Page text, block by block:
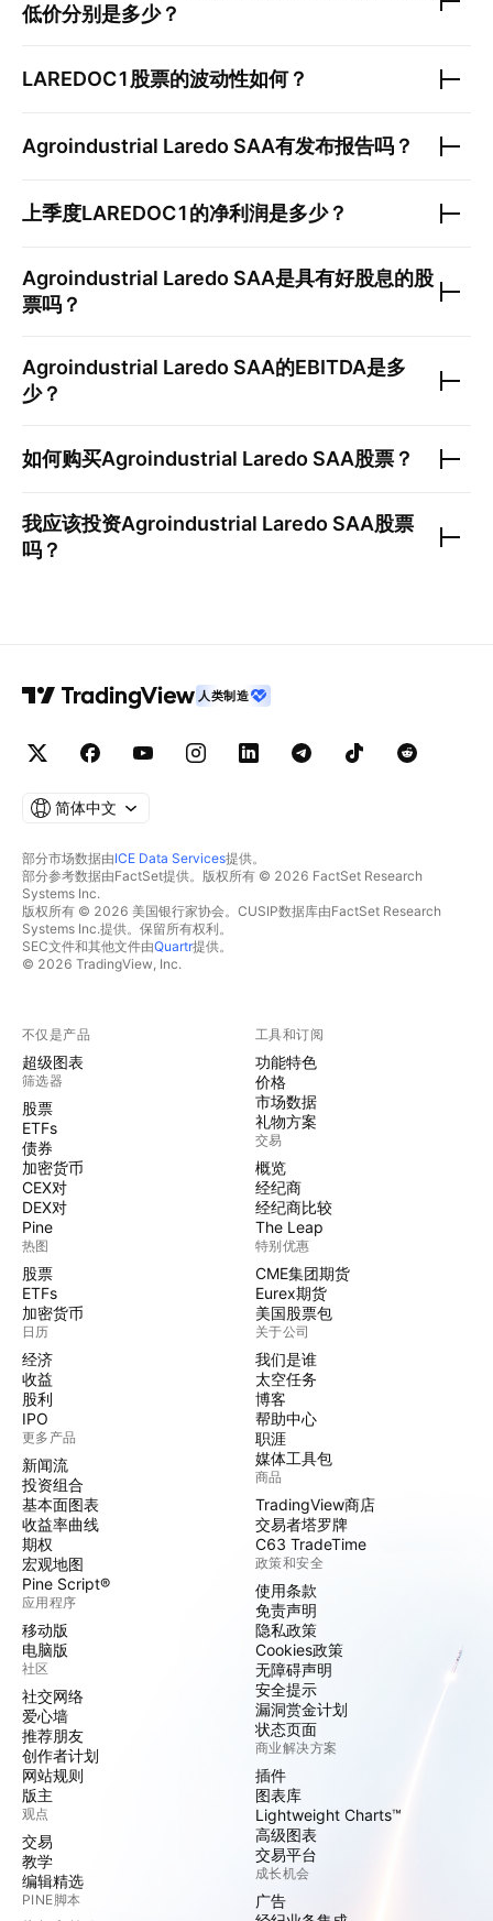
低价分别是多少？
LAREDOC1 股票的波动性如何？
Agroindustrial Laredo SAA有发布报告吗？
上季度LAREDOC1的净利润是多少？
Agroindustrial Laredo SAA是具有好股息的股
票吗？
Agroindustrial Laredo SAA的EBITDA是多
少？
如何购买Agroindustrial Laredo SAA股票？
我应该投资Agroindustrial Laredo SAA股票
吗？
人类制造
简体中文
部分市场数据由ICE Data Services提供。
部分参考数据由FactSet提供。版权所有 © 2026 FactSet Research
Systems Inc.
版权所有 © 2026 美国银行家协会。CUSIP数据库由FactSet Research
Systems Inc.提供。保留所有权利。
SEC文件和其他文件由Quartr提供。
© 2026 TradingView, Inc.
不仅是产品
超级图表
筛选器
股票
ETFs
债券
加密货币
CEX对
DEX对
Pine
热图
股票
ETFs
加密货币
日历
经济
收益
股利
IPO
更多产品
新闻流
投资组合
基本面图表
收益率曲线
期权
宏观地图
Pine Script®
应用程序
移动版
电脑版
社区
社交网络
爱心墙
推荐朋友
创作者计划
网站规则
版主
观点
交易
教学
编辑精选
PINE脚本
工具和订阅
功能特色
价格
市场数据
礼物方案
交易
概览
经纪商
经纪商比较
The Leap
特别优惠
CME集团期货
Eurex期货
美国股票包
关于公司
我们是谁
太空任务
博客
帮助中心
职涯
媒体工具包
商品
TradingView商店
交易者塔罗牌
C63 TradeTime
政策和安全
使用条款
免责声明
隐私政策
Cookies政策
无障碍声明
安全提示
漏洞赏金计划
状态页面
商业解决方案
插件
图表库
Lightweight Charts™
高级图表
交易平台
成长机会
广告